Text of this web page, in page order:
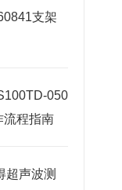
支架
050
流程指南
超声波测